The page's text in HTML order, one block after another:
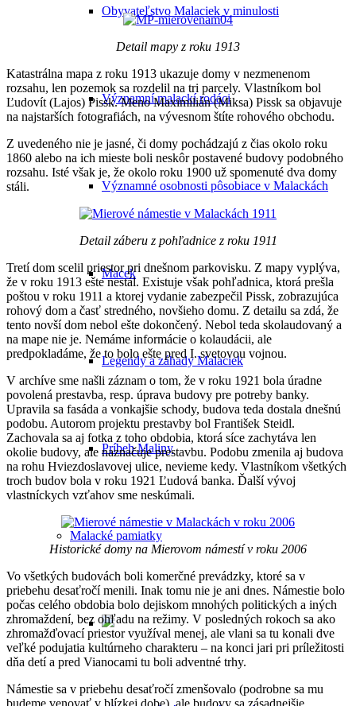
Obyvateľstvo Malaciek v minulosti
Významní malackí rodáci
Významné osobnosti pôsobiace v Malackách
Macek
Legendy a záhady Malaciek
Príbeh Maliny
Malacké pamiatky
Detail mapy z roku 1913
Katastrálna mapa z roku 1913 ukazuje domy v nezmenenom
rozsahu, len pozemok sa rozdelil na tri parcely. Vlastníkom bol
Ľudovít (Lajos) Pissk. Meno Maximilián (Miksa) Pissk sa objavuje
na najstarších fotografiách, na vývesnom štíte rohového obchodu.
Z uvedeného nie je jasné, či domy pochádzajú z čias okolo roku
1860 alebo na ich mieste boli neskôr postavené budovy podobného
rozsahu. Isté však je, že okolo roku 1900 už spomenuté dva domy
stáli.
Detail záberu z pohľadnice z roku 1911
Tretí dom scelil priestor pri dnešnom parkovisku. Z mapy vyplýva,
že v roku 1913 ešte nestál. Existuje však pohľadnica, ktorá prešla
poštou v roku 1911 a ktorej vydanie zabezpečil Pissk, zobrazujúca
rohový dom a časť stredného, novšieho domu. Z detailu sa zdá, že
tento novší dom nebol ešte dokončený. Nebol teda skolaudovaný a
na mape nie je. Nemáme informácie o kolaudácii, ale
predpokladáme, že to bolo ešte pred I. svetovou vojnou.
V archíve sme našli záznam o tom, že v roku 1921 bola úradne
povolená prestavba, resp. úprava budovy pre potreby banky.
Upravila sa fasáda a vonkajšie schody, budova teda dostala dnešnú
podobu. Autorom projektu prestavby bol František Steidl.
Zachovala sa aj fotka z toho obdobia, ktorá síce zachytáva len
okolie budovy, ale naznačuje prestavbu. Podobu zmenila aj budova
na rohu Hviezdoslavovej ulice, nevieme kedy. Vlastníkom všetkých
troch budov bola v roku 1921 Ľudová banka. Ďalší vývoj
vlastníckych vzťahov sme neskúmali.
Historické domy na Mierovom námestí v roku 2006
Vo všetkých budovách boli komerčné prevádzky, ktoré sa v
priebehu desaťročí menili. Inak tomu nie je ani dnes. Námestie bolo
počas celého obdobia bolo dejiskom mnohých politických a iných
zhromaždení, bez ohľadu na režimy. V posledných rokoch sa ako
zhromažďovací priestor využíval menej, ale vlani sa tu konali dve
veľké podujatia kultúrneho charakteru – na konci jari pri príležitosti
dňa detí a pred Vianocami tu boli adventné trhy.
Námestie sa v priebehu desaťročí zmenšovalo (podrobne sa mu
budeme venovať v blízkej dobe), ale budovy sa zásadnejšie